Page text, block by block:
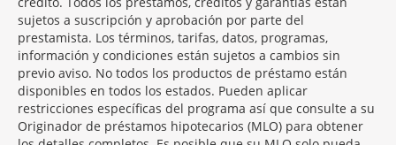
sujetos a suscripción y aprobación por parte del
prestamista. Los términos, tarifas, datos, programas,
información y condiciones están sujetos a cambios sin
previo aviso. No todos los productos de préstamo están
disponibles en todos los estados. Pueden aplicar
restricciones específicas del programa así que consulte a su
Originador de préstamos hipotecarios (MLO) para obtener